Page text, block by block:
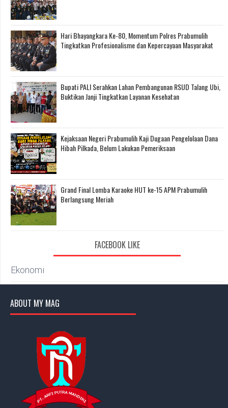
Hari Bhayangkara Ke-80, Momentum Polres Prabumulih
Tingkatkan Profesionalisme dan Kepercayaan Masyarakat
Bupati PALI Serahkan Lahan Pembangunan RSUD Talang Ubi,
Buktikan Janji Tingkatkan Layanan Kesehatan
Kejaksaan Negeri Prabumulih Kaji Dugaan Pengelolaan Dana
Hibah Pilkada, Belum Lakukan Pemeriksaan
Grand Final Lomba Karaoke HUT ke-15 APM Prabumulih
Berlangsung Meriah
FACEBOOK LIKE
Ekonomi
ABOUT MY MAG